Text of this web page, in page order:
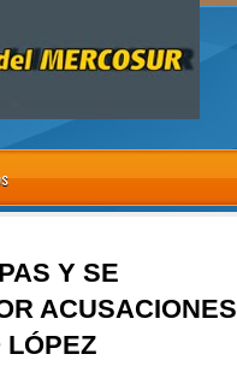
Y SE
ACUSACIONES
LÓPEZ